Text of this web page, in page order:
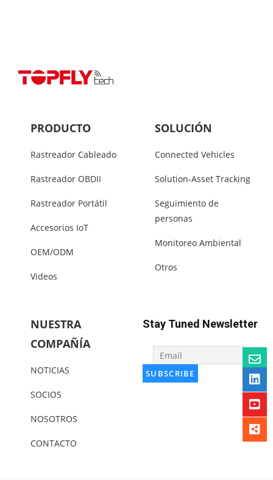
PRODUCTO
Rastreador Cableado
Rastreador OBDII
Rastreador Portátil
Accesorios IoT
OEM/ODM
Videos
SOLUCIÓN
Connected Vehicles
Solution-Asset Tracking
Seguimiento de
personas
Monitoreo Ambiental
Otros
NUESTRA
COMPAÑÍA
NOTICIAS
SOCIOS
NOSOTROS
CONTACTO
Stay Tuned Newsletter